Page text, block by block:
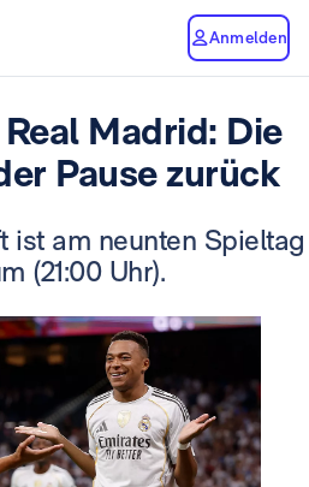
Anmelden
Madrid: Die
Pause zurück
ist am neunten Spieltag
(21:00 Uhr).